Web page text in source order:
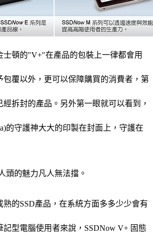
士頓的"V+"在產品的包裝上一律都會用
包覆以外，更可以保障購買的消費者，第
經拆封的產品。另外第一眼就可以看到，
的守護神大大的印製在封面上，守護在
頭的魅力凡人無法擋。
熟的SSD產品，在系統方面多多少少會有
型電腦使用者來說，SSDNow V+ 固態